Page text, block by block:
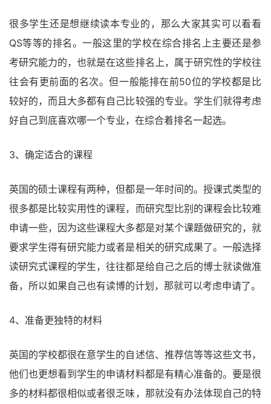
很多学生还是想继续读本专业的，那么大家其实可以看看
QS等等的排名。一般这里的学校在综合排名上主要还是参
考研究能力的，也就是在这些排名上，属于研究性的学校往
往会有更前面的名次。但一般能排在前50位的学校都是比
较好的，而且大多都有自己比较强的专业。学生们就得考虑
好自己到底喜欢哪一个专业，在综合着排名一起选。
3、确定适合的课程
英国的硕士课程有两种，但都是一年时间的。授课式类型的
很多都是比较实用性的课程，而研究型比别的课程会比较难
申请一些，因为这些课程大多都是对某个课题做研究的，就
要求学生得有研究能力或者是相关的研究成果了。一般选择
读研究式课程的学生，往往都是给自己之后的博士就读做准
备，所以如果自己也有读博的计划，那就可以考虑申请了。
4、准备更独特的材料
英国的学校都很在意学生的自述信、推荐信等等这些文书，
他们也更想看到学生的申请材料都是有精心准备的。要是很
多的材料都很相似或者很乏味，那就没有办法体现自己的特